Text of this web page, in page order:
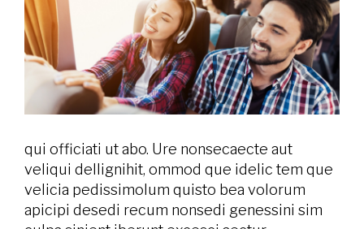
qui officiati ut abo. Ure nonsecaecte aut
veliqui dellignihit, ommod que idelic tem que
velicia pedissimolum quisto bea volorum
apicipi desedi recum nonsedi genessini sim